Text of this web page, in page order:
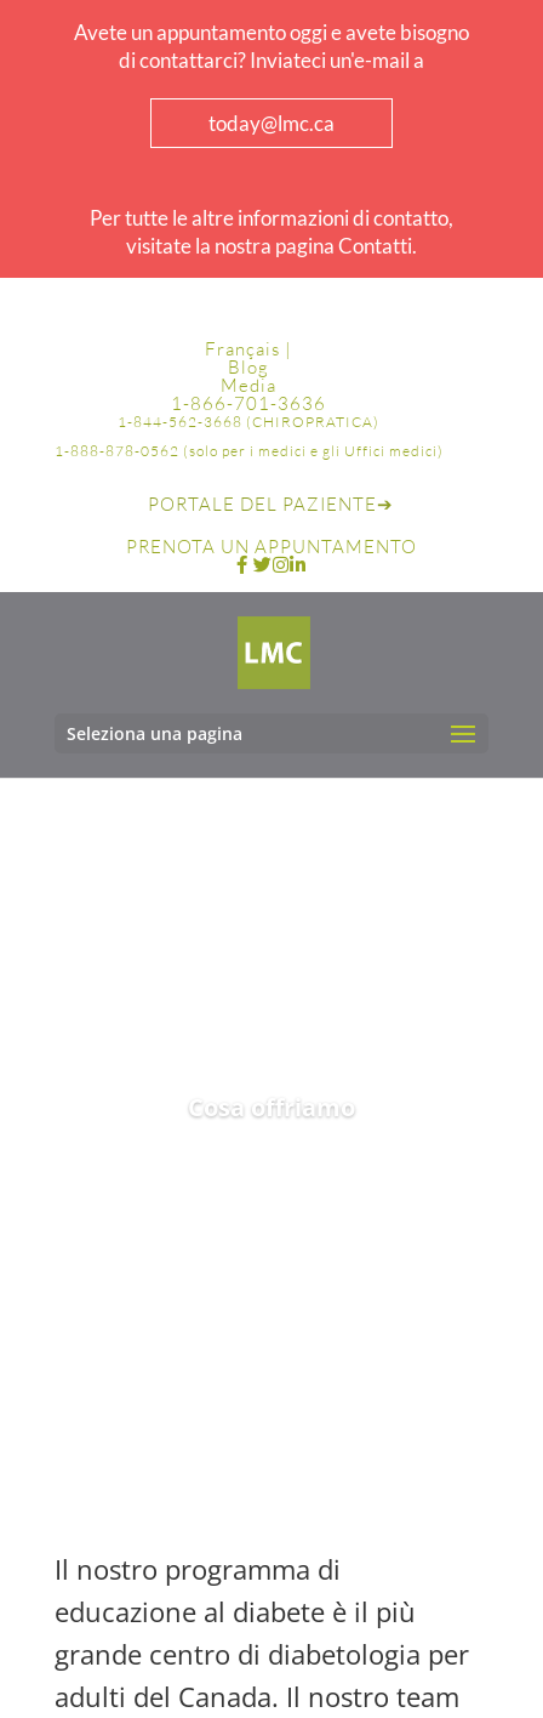
Avete un appuntamento oggi e avete bisogno
di contattarci? Inviateci un'e-mail a
today@lmc.ca
Per tutte le altre informazioni di contatto,
visitate la nostra pagina Contatti.
Français |
Blog
Media
1-866-701-3636
1-844-562-3668 (CHIROPRATICA)
1-888-878-0562 (solo per i medici e gli Uffici medici)
PORTALE DEL PAZIENTE➔
PRENOTA UN APPUNTAMENTO
Seleziona una pagina
Cosa offriamo
Il nostro programma di
educazione al diabete è il più
grande centro di diabetologia per
adulti del Canada. Il nostro team